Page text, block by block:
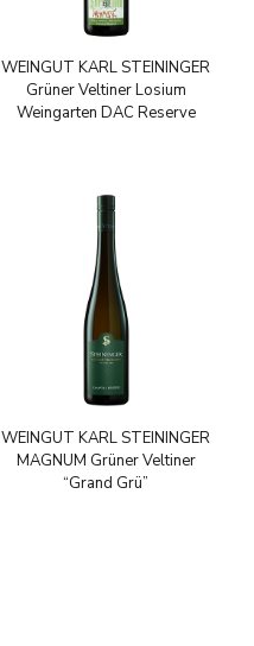
WEINGUT KARL STEININGER
Grüner Veltiner Losium
Weingarten DAC Reserve
WEINGUT KARL STEININGER
MAGNUM Grüner Veltiner
“Grand Grü”